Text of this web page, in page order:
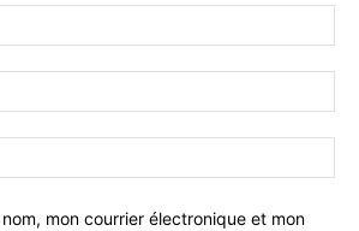
mon courrier électronique et mon